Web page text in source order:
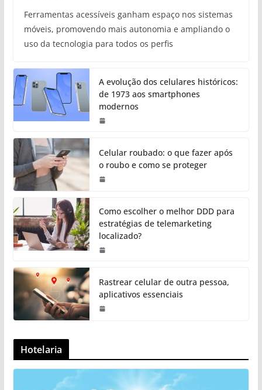
Ferramentas acessíveis ganham espaço nos sistemas
móveis, promovendo mais autonomia e ampliando o
uso da tecnologia para todos os perfis
A evolução dos celulares históricos:
de 1973 aos smartphones
modernos
Celular roubado: o que fazer após
o roubo e como se proteger
Como escolher o melhor DDD para
estratégias de telemarketing
localizado?
Rastrear celular de outra pessoa,
aplicativos essenciais
Hotelaria